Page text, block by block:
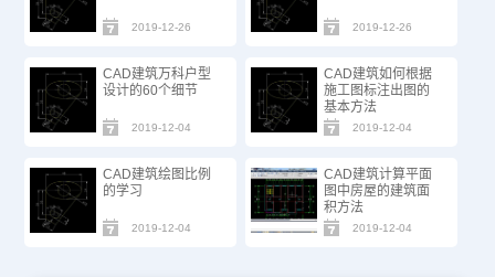
2019-12-26 2019-12-26
CAD建筑万科户型
设计的60个细节
2019-12-04
CAD建筑如何根据
施工图标注出图的
基本方法
2019-12-04
CAD建筑绘图比例
的学习
2019-12-04
CAD建筑计算平面
图中房屋的建筑面
积方法
2019-12-04